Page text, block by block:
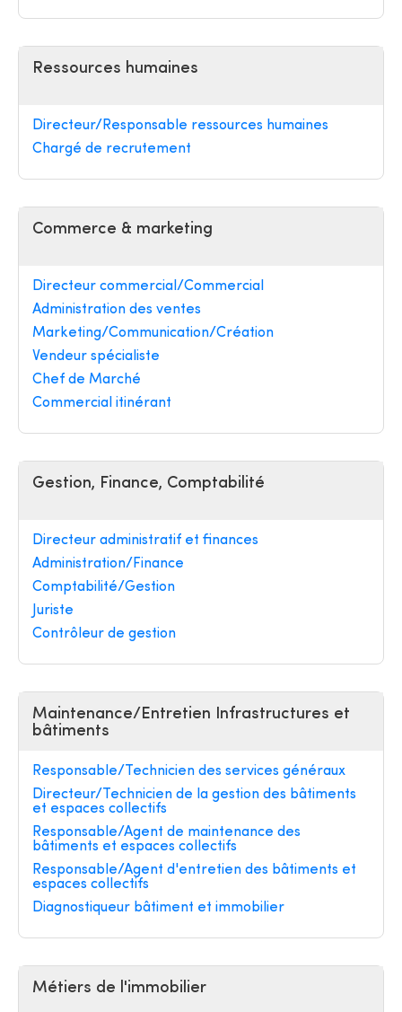
Ressources humaines
Directeur/Responsable ressources humaines
Chargé de recrutement
Commerce & marketing
Directeur commercial/Commercial
Administration des ventes
Marketing/Communication/Création
Vendeur spécialiste
Chef de Marché
Commercial itinérant
Gestion, Finance, Comptabilité
Directeur administratif et finances
Administration/Finance
Comptabilité/Gestion
Juriste
Contrôleur de gestion
Maintenance/Entretien Infrastructures et
bâtiments
Responsable/Technicien des services généraux
Directeur/Technicien de la gestion des bâtiments
et espaces collectifs
Responsable/Agent de maintenance des
bâtiments et espaces collectifs
Responsable/Agent d'entretien des bâtiments et
espaces collectifs
Diagnostiqueur bâtiment et immobilier
Métiers de l'immobilier